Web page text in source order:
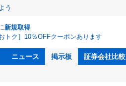
う
新規取得
おトク］10％OFFクーポンあります
ニュース 掲示板 証券会社比較